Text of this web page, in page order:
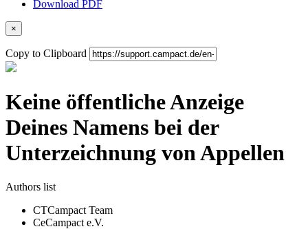
Download PDF
×
Copy to Clipboard
Keine öffentliche Anzeige
Deines Namens bei der
Unterzeichnung von Appellen
Authors list
CTCampact Team
CeCampact e.V.